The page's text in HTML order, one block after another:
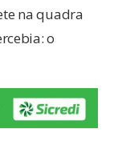
na quadra
o